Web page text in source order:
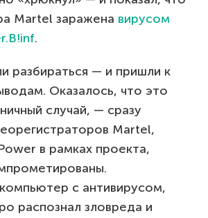
Martel заражена вирусом
.
разбираться — и пришли к
Оказалось, что это
случай, — сразу
Martel,
в рамках проекта,
с антивирусом,
распознал зловреда и